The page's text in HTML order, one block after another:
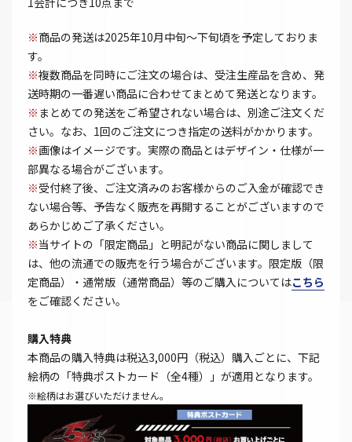
※商品の発送は2025年10月中旬～下旬頃を予定しておりま
す。
※複数商品を同時にご注文の場合は、受注生産品を含め、発
送時期の一番遅い商品に合わせてまとめて発送となります。
※ まとめての発送をご希望されない場合は、別途ご注文くだ
さい。なお、1回のご注文につき指定の送料がかかります。
※画像はイメージです。実際の商品とはデザイン・仕様が一
部異なる場合がございます。
※受付終了後、ご注文済みのお客様からのご入金が確認でき
ない場合等、予告なく販売を再開することがございますので
あらかじめご了承ください。
※当サイトの「限定商品」と明記がない商品に関しまして
は、他の流通での販売を行う場合がございます。限定版（限
定商品）・通常版（通常商品）等のご購入についてはこちら
をご確認ください。
購入特典
本商品の購入特典は税込3,000円（税込）購入ごとに、下記
絵柄の「特典ポストカード（全4種）」が適用となります。
※絵柄はお選びいただけません。